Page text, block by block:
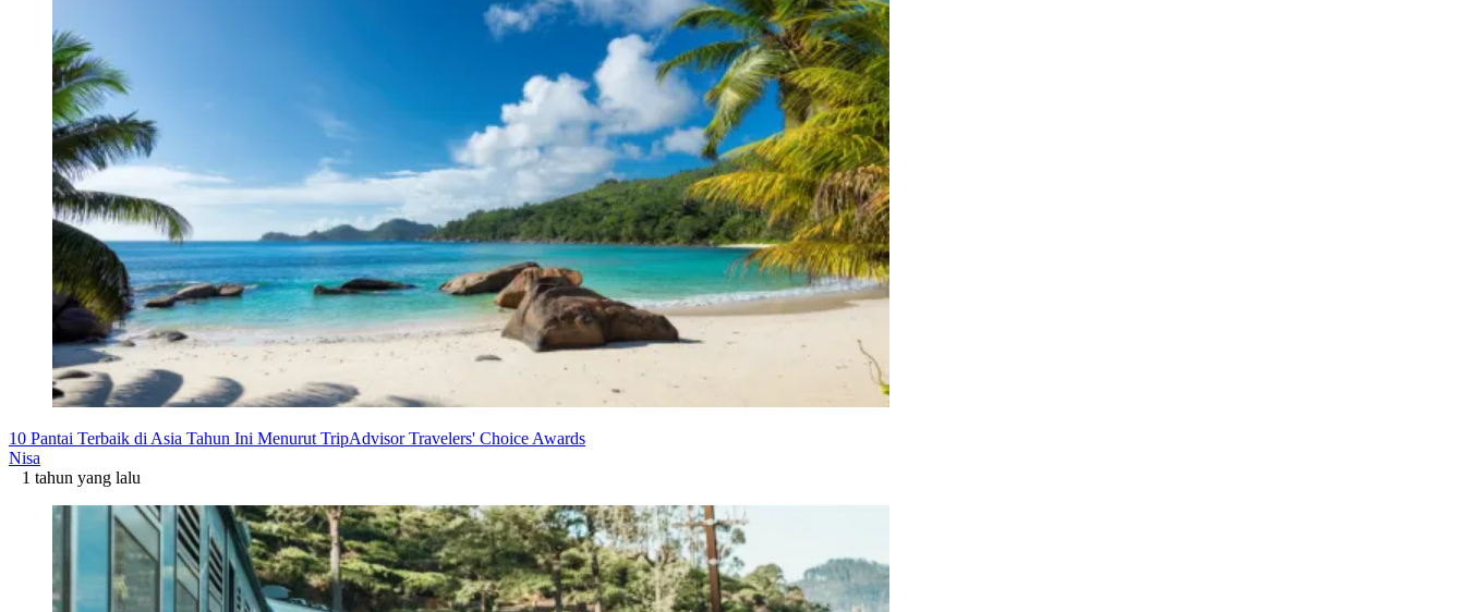
10 Pantai Terbaik di Asia Tahun Ini Menurut TripAdvisor Travelers' Choice Awards
Nisa
1 tahun yang lalu